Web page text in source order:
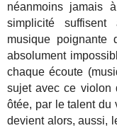
néanmoins jamais
simplicité suffisent
musique
absolument
chaque écoute
sujet avec ce violon
ôtée, par le talent du
devient alors, aussi,